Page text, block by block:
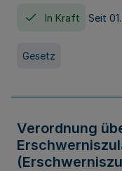
In Kraft Seit
Gesetz
Verordnung